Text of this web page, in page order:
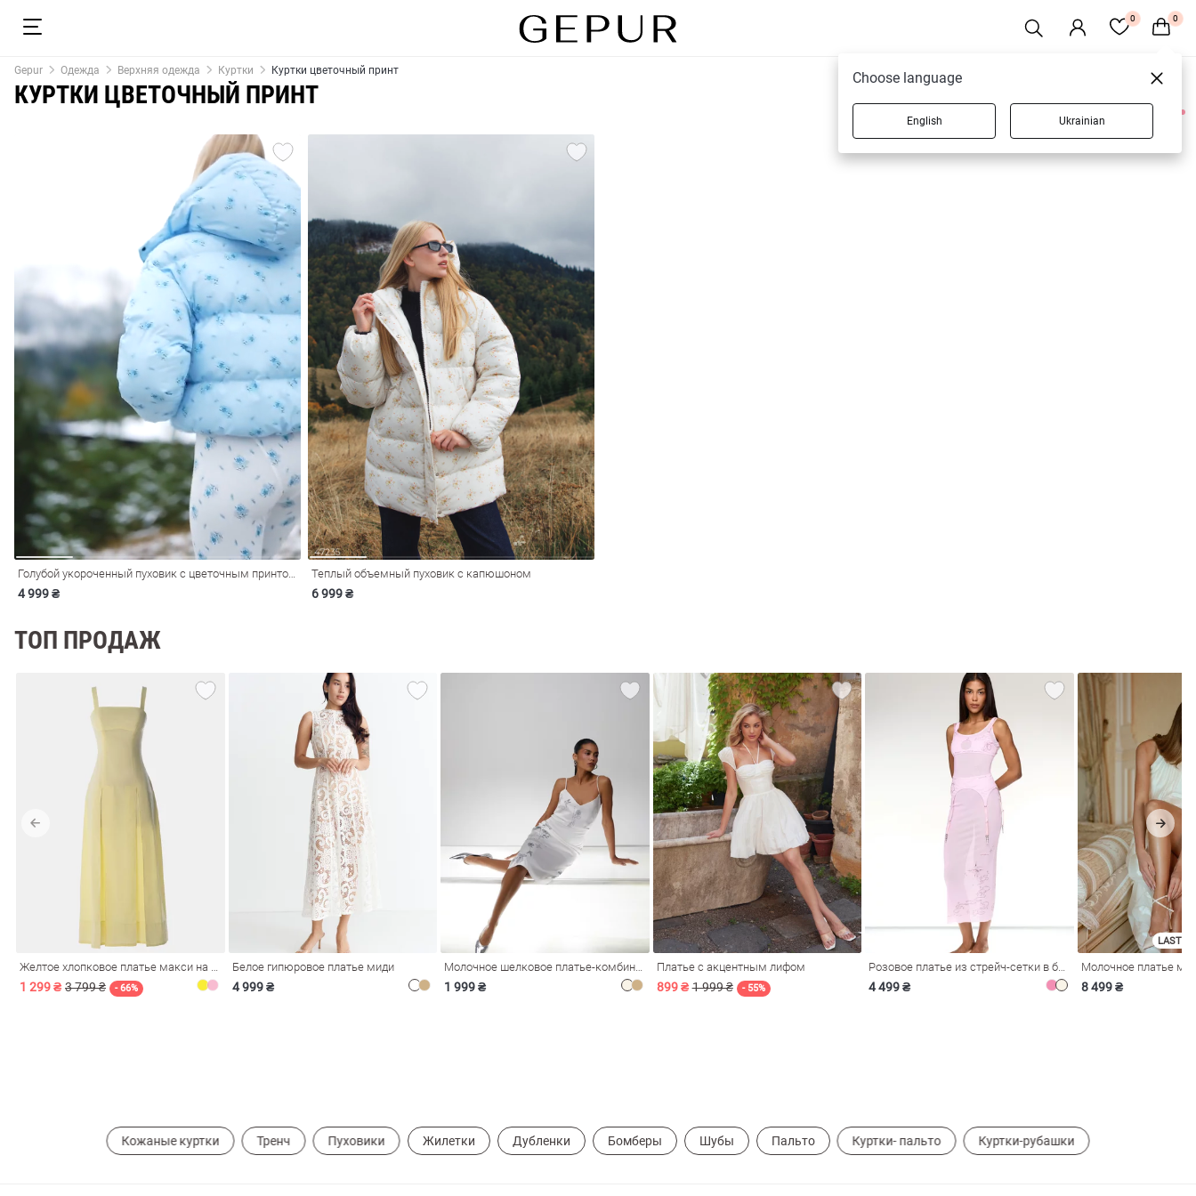
0 0
Сарафаны
На
Gepur Одежда Верхняя одежда Куртки Куртки цветочный принт
КУРТКИ ЦВЕТОЧНЫЙ ПРИНТ
2 товаров
Голубой укороченный пуховик с цветочным принтом
4 999 ₴
Теплый объемный пуховик с капюшоном
6 999 ₴
ТОП ПРОДАЖ
1 299 ₴ 3 799 ₴ - 66%
Белое гипюровое платье миди
4 999 ₴ 1 999 ₴
Платье с акцентным лифом
899 ₴ 1 999 ₴ - 55% 4 499 ₴
LAST
8 499 ₴
Кожаные куртки Тренч Пуховики Жилетки Дубленки Бомберы Шубы Пальто Куртки- пальто Куртки-рубашки
Choose language
English Ukrainian